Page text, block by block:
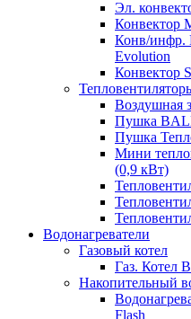
Эл.
Конвектор
Конв/инфр.
Evolution
Конвектор
Воздушная
Пушка
Пушка
Мини
(0,9 кВт)
Водонагреватели
Газовый котел
Газ. Котел
Накопительный
Flash